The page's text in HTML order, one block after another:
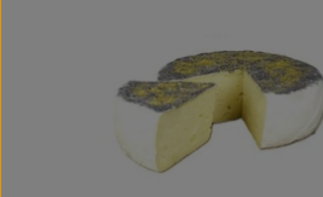
Obst & Gemüse